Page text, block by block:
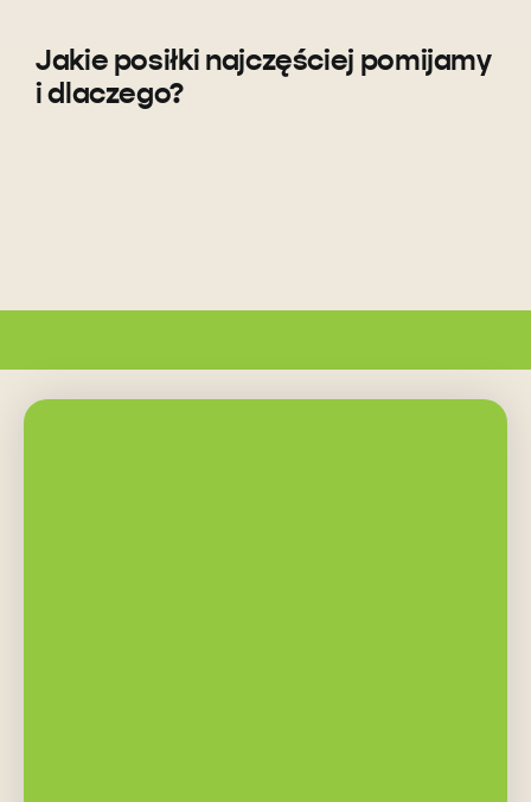
Jakie posiłki najczęściej pomijamy
i dlaczego?